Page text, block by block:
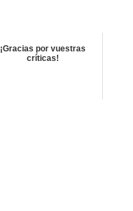
¡Gracias por vuestras
críticas!